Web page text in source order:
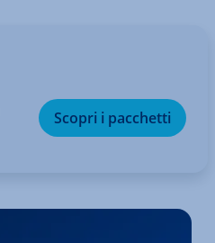
Scopri i pacchetti